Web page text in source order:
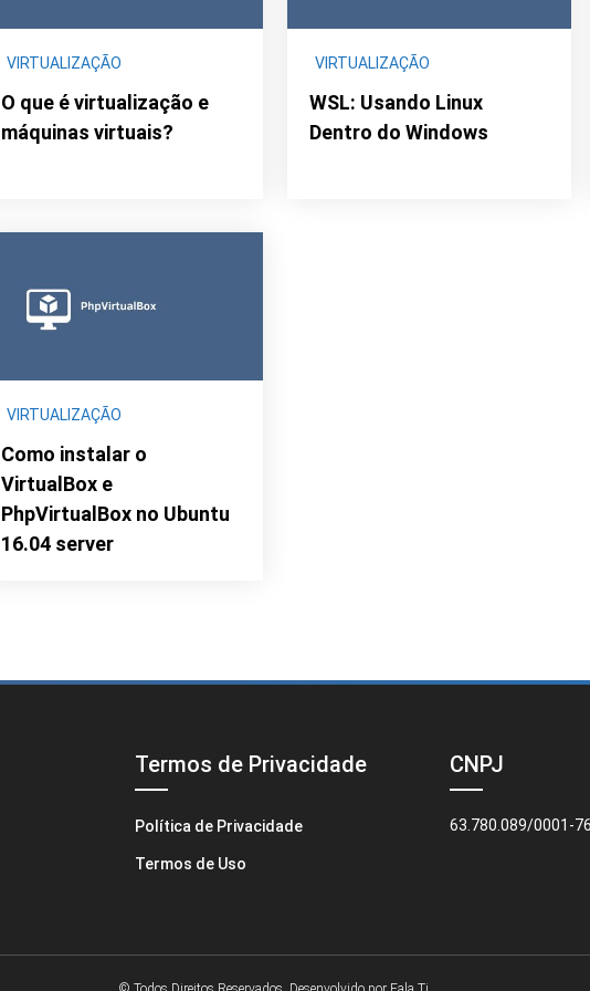
VIRTUALIZAÇÃO
O que é virtualização e
máquinas virtuais?
VIRTUALIZAÇÃO
WSL: Usando Linux
Dentro do Windows
VIRTUALIZAÇÃO
Como instalar o
VirtualBox e
PhpVirtualBox no Ubuntu
16.04 server
Termos de Privacidade
Política de Privacidade
Termos de Uso
CNPJ
63.780.089/0001-76